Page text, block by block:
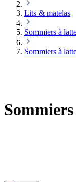
Lits & matelas
Sommiers à
Sommiers à